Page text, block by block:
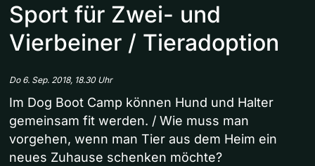
Sport für Zwei- und
Vierbeiner / Tieradoption
Do 6. Sep. 2018, 18.30 Uhr
Im Dog Boot Camp können Hund und Halter
gemeinsam fit werden. / Wie muss man
vorgehen, wenn man Tier aus dem Heim ein
neues Zuhause schenken möchte?